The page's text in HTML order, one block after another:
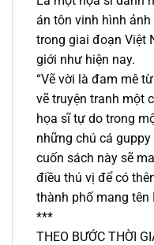
án tôn vinh hình
trong giai đoạn Việt
giới như hiện nay.
“Vẽ vời là đam mê
vẽ truyện tranh một
họa sĩ tự do trong
những chú cá
cuốn sách này sẽ
điều thú vị để có
thành phố mang tên
***
THEO BƯỚC THỜI